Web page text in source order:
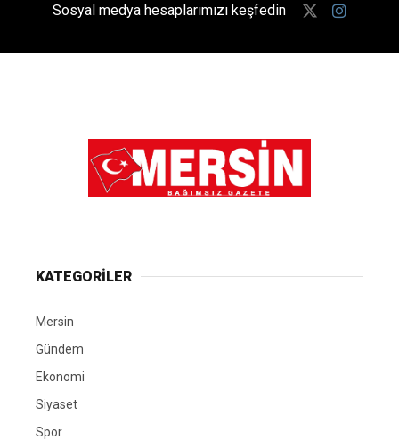
Sosyal medya hesaplarımızı keşfedin
KATEGORİLER
Mersin
Gündem
Ekonomi
Siyaset
Spor